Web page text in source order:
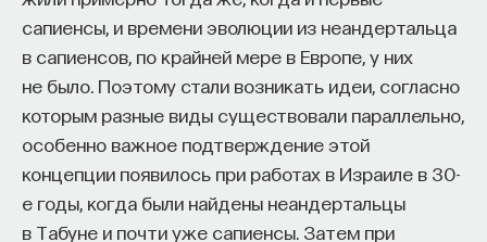
сапиенсы, и времени эволюции из неандертальца
в сапиенсов, по крайней мере в Европе, у них
не было. Поэтому стали возникать идеи, согласно
которым разные виды существовали параллельно,
особенно важное подтверждение этой
концепции появилось при работах в Израиле в 30-
е годы, когда были найдены неандертальцы
в Табуне и почти уже сапиенсы. Затем при
революцию и найти своё место в инновационном
будущем! ​
Заполните анкету и загрузите своё резюме,
чтобы стать участником программы:
https://postnauka.org/link/tal1125_blog1
11/24/2025